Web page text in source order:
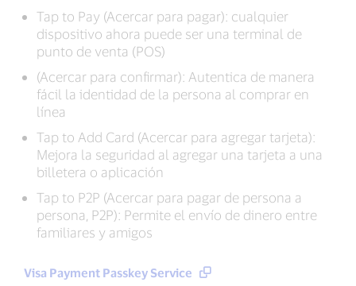
Tap to Pay (Acercar para pagar): cualquier
dispositivo ahora puede ser una terminal de
punto de venta (POS)
(Acercar para confirmar): Autentica de manera
fácil la identidad de la persona al comprar en
línea
Tap to Add Card (Acercar para agregar tarjeta):
Mejora la seguridad al agregar una tarjeta a una
billetera o aplicación
Tap to P2P (Acercar para pagar de persona a
persona, P2P): Permite el envío de dinero entre
familiares y amigos
Visa Payment Passkey Service